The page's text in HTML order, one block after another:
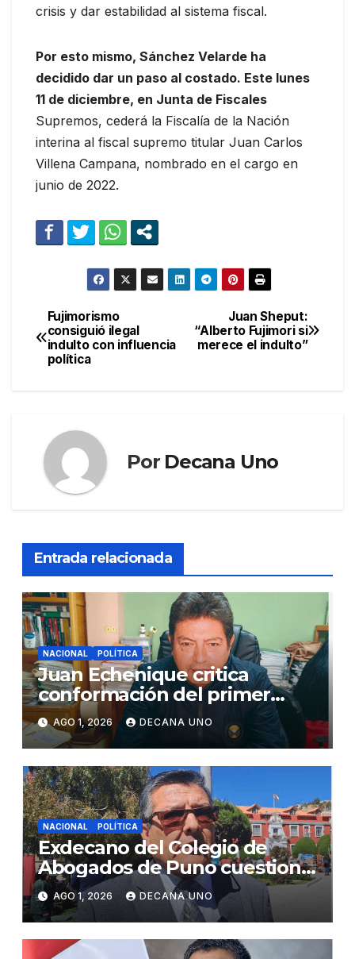
crisis y dar estabilidad al sistema fiscal.
Por esto mismo, Sánchez Velarde ha
decidido dar un paso al costado. Este lunes
11 de diciembre, en Junta de Fiscales
Supremos, cederá la Fiscalía de la Nación
interina al fiscal supremo titular Juan Carlos
Villena Campana, nombrado en el cargo en
junio de 2022.
Navegación
de
Juan Sheput:
“Alberto Fujimori si
merece el indulto”
Fujimorismo
consiguió ilegal
indulto con influencia
política
Por Decana Uno
Entrada relacionada
NACIONAL POLÍTICA
Juan Echenique critica
conformación del primer
gabinete ministerial de Keiko
Fujimori
AGO 1, 2026 DECANA UNO
NACIONAL POLÍTICA
Exdecano del Colegio de
Abogados de Puno cuestiona
propuestas sobre seguridad
ciudadana
AGO 1, 2026 DECANA UNO